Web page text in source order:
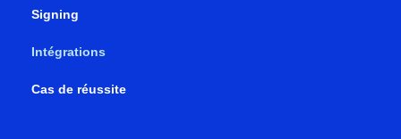
Signing
Intégrations
Cas de réussite